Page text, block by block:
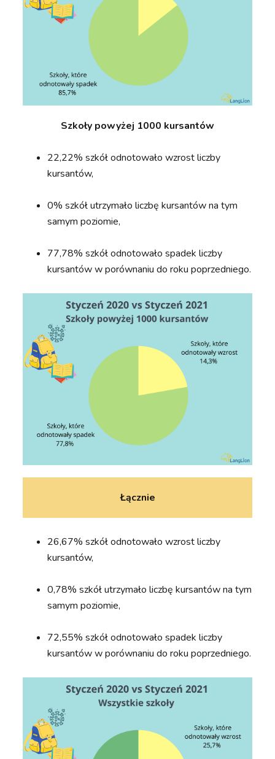
Szkoły powyżej 1000 kursantów
22,22% szkół odnotowało wzrost liczby
kursantów,
0% szkół utrzymało liczbę kursantów na tym
samym poziomie,
77,78% szkół odnotowało spadek liczby
kursantów w porównaniu do roku poprzedniego.
Łącznie
26,67% szkół odnotowało wzrost liczby
kursantów,
0,78% szkół utrzymało liczbę kursantów na tym
samym poziomie,
72,55% szkół odnotowało spadek liczby
kursantów w porównaniu do roku poprzedniego.